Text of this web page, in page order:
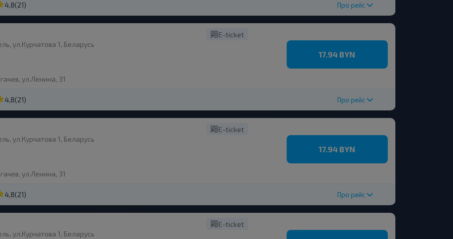
4,8(21) Про рейс
ул.Курчатова 1, Беларусь
ул.Ленина, 31
E-ticket
17.94 BYN
4,8(21) Про рейс
ул.Курчатова 1, Беларусь
ул.Ленина, 31
E-ticket
17.94 BYN
4,8(21) Про рейс
ул.Курчатова 1, Беларусь
E-ticket